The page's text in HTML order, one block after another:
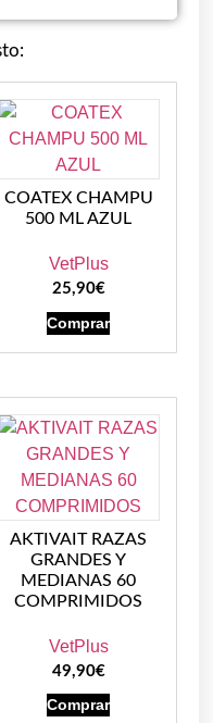
COATEX CHAMPU
500 ML AZUL
VetPlus
25,90€
Comprar
AKTIVAIT RAZAS
GRANDES Y
MEDIANAS 60
COMPRIMIDOS
VetPlus
49,90€
Comprar